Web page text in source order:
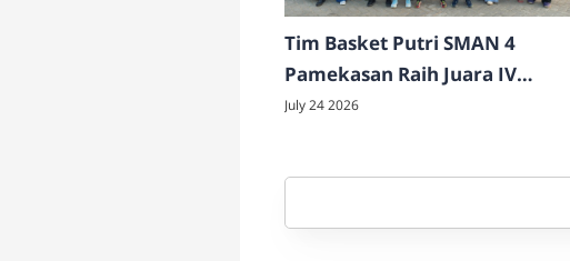
Tim Basket Putri SMAN 4
Pamekasan Raih Juara IV
Rektor Cup 2026
July 24 2026